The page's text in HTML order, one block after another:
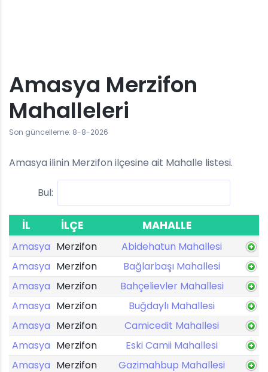
Amasya Merzifon
Mahalleleri
Son güncelleme: 8-8-2026
Amasya ilinin Merzifon ilçesine ait Mahalle listesi.
Bul:
İL İLÇE MAHALLE
Amasya Merzifon
Abidehatun Mahallesi
Amasya Merzifon
Bağlarbaşı Mahallesi
Amasya Merzifon
Bahçelievler Mahallesi
Amasya Merzifon
Buğdaylı Mahallesi
Amasya Merzifon
Camicedit Mahallesi
Amasya Merzifon
Eski Camii Mahallesi
Amasya Merzifon
Gazimahbup Mahallesi